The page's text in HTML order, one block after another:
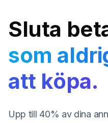
Lösningar
Priser
Partner
Sluta
som
att köpa.
Upp till 40% av dina